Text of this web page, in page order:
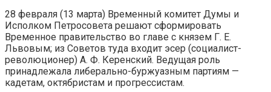
28 февраля (13 марта) Временный комитет Думы и
Исполком Петросовета решают сформировать
Временное правительство во главе с князем Г. Е.
Львовым; из Советов туда входит эсер (социалист-
революционер) А. Ф. Керенский. Ведущая роль
принадлежала либерально-буржуазным партиям —
кадетам, октябристам и прогрессистам.